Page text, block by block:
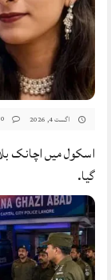
اگست 4, 2026
اسکول میں اچانک
گیا.